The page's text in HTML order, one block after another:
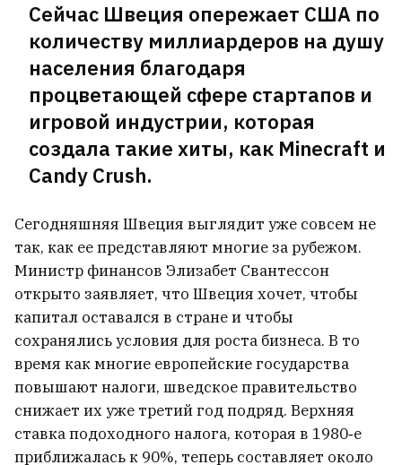
Сейчас Швеция опережает США по
количеству миллиардеров на душу
населения благодаря
процветающей сфере стартапов и
игровой индустрии, которая
создала такие хиты, как Minecraft и
Candy Crush.
Сегодняшняя Швеция выглядит уже совсем не
так, как ее представляют многие за рубежом.
Министр финансов Элизабет Свантессон
открыто заявляет, что Швеция хочет, чтобы
капитал оставался в стране и чтобы
сохранялись условия для роста бизнеса. В то
время как многие европейские государства
повышают налоги, шведское правительство
снижает их уже третий год подряд. Верхняя
ставка подоходного налога, которая в 1980‑е
приближалась к 90%, теперь составляет около
Статкевич — американскому дипломату
на границе: Вам нужен только хороший
пиар, а я ради этого должен отказаться
В Варшаве ограбили и попытались
похитить белоруса, когда он клал деньги
на счет
21
В Мозыре просто пекло. Там уже +35°C